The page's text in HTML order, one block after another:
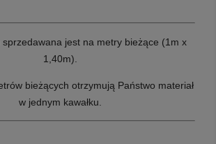
sprzedawana jest na metry bieżące (1m x
1,40m).
bieżących otrzymują Państwo materiał
w jednym kawałku.